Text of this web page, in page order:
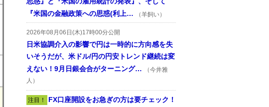
『米国の金融政策への思惑(利上…
（羊飼い）
2026年08月06日(木)17時00分公開
日米協調介入の影響で円は一時的に方向感を失
いそうだが、米ドル/円の円安トレンド継続は変
えない！9月日銀会合がターニング…
（今井雅
人）
注目！ FX口座開設をお急ぎの方は要チェック！